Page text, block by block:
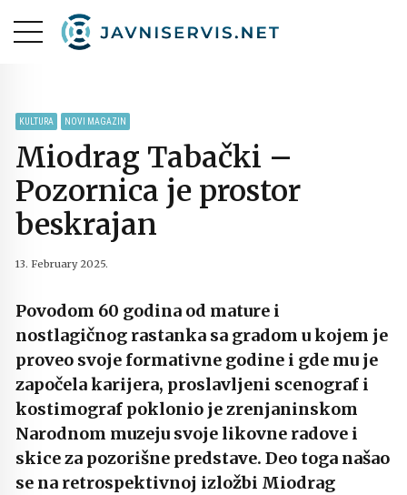
KULTURA NOVI MAGAZIN
Miodrag Tabački –
Pozornica je prostor
beskrajan
13. February 2025.
Povodom 60 godina od mature i
nostlagičnog rastanka sa gradom u kojem je
proveo svoje formativne godine i gde mu je
započela karijera, proslavljeni scenograf i
kostimograf poklonio je zrenjaninskom
Narodnom muzeju svoje likovne radove i
skice za pozorišne predstave. Deo toga našao
se na retrospektivnoj izložbi Miodrag